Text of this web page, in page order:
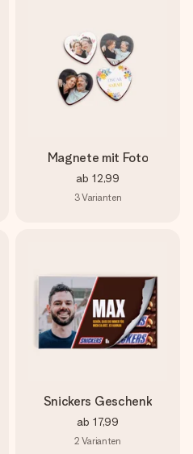
Magnete mit Foto
ab 12,99
3Varianten
Snickers Geschenk
ab 17,99
2 Varianten